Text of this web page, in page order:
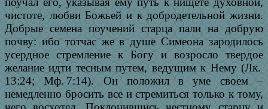
чистоте, любви Божьей и к добродетельной жизни.
Добрые семена поучений старца пали на добрую
почву: ибо тотчас же в душе Симеона зародилось
усердное стремление к Богу и возросло твердое
желание идти тесным путем, ведущим к Нему (Лк.
13:24; Мф. 7:14). Он положил в уме своем –
немедленно бросить все и стремиться только к тому,